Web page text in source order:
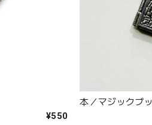
¥550
本／マジックブ